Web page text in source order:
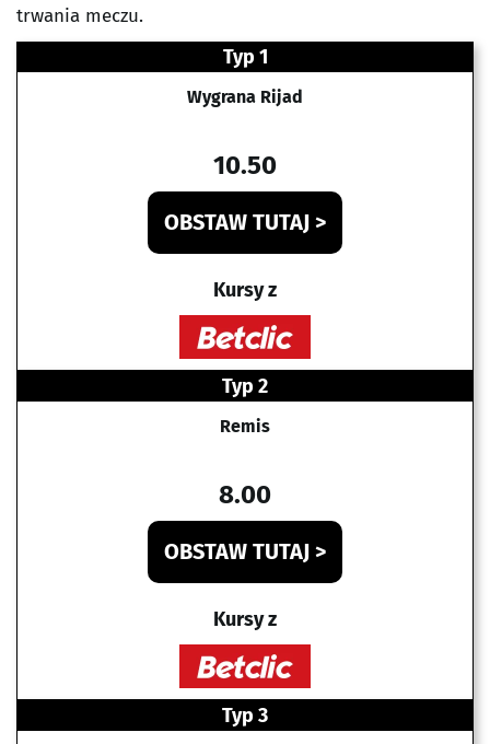
trwania meczu.
Typ 1
Wygrana Rijad
10.50
OBSTAW TUTAJ >
Kursy z
Typ 2
Remis
8.00
OBSTAW TUTAJ >
Kursy z
Typ 3